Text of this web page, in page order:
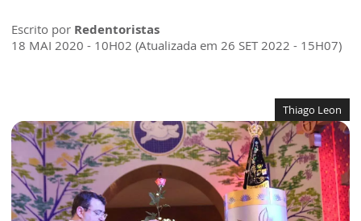
Escrito por Redentoristas
18 MAI 2020 - 10H02 (Atualizada em 26 SET 2022 - 15H07)
Thiago Leon